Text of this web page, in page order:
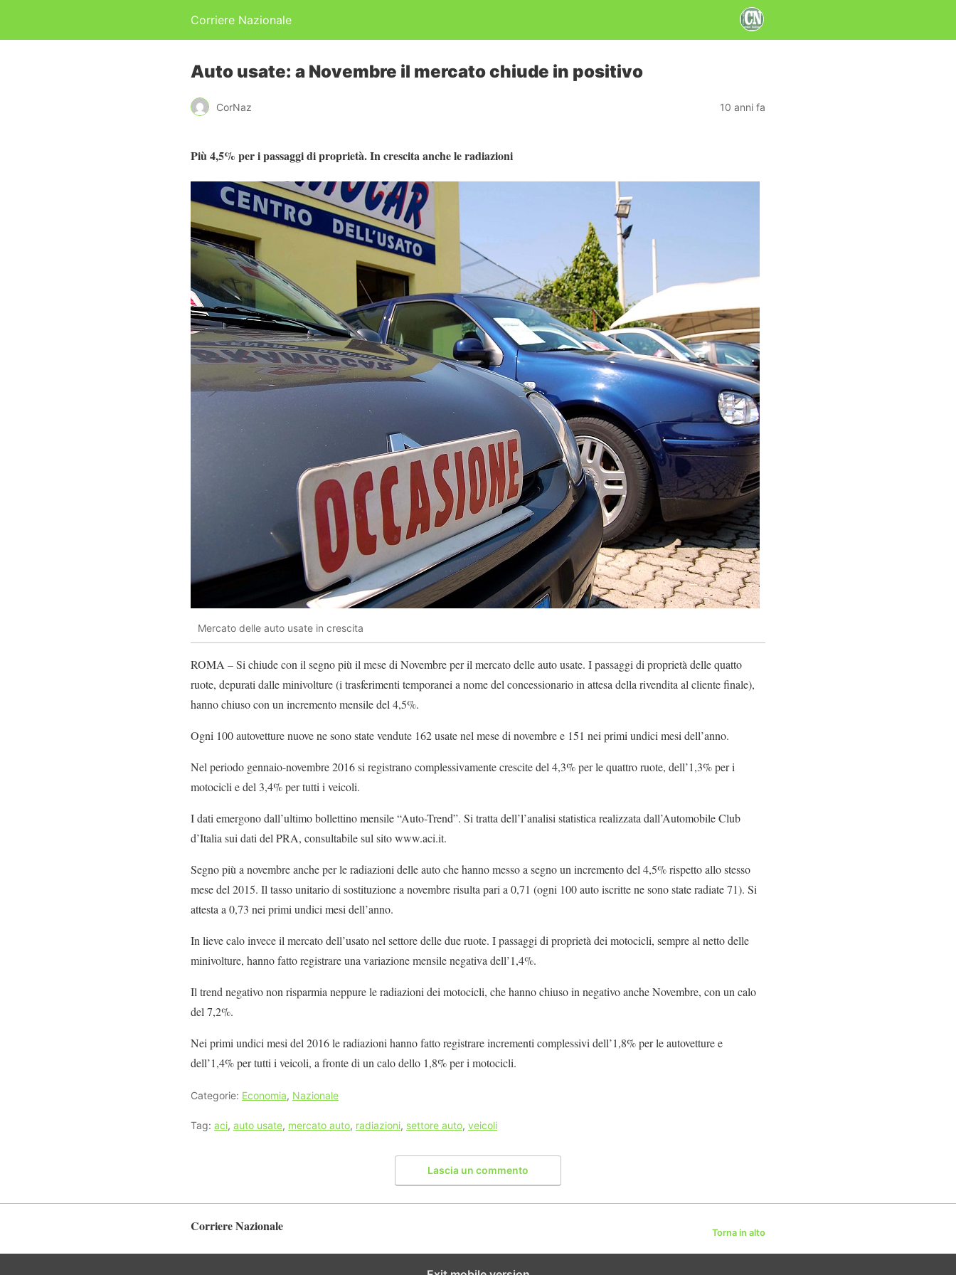
Corriere Nazionale
Auto usate: a Novembre il mercato chiude in positivo
CorNaz 10 anni fa
Più 4,5% per i passaggi di proprietà. In crescita anche le radiazioni
Mercato delle auto usate in crescita
ROMA – Si chiude con il segno più il mese di Novembre per il mercato delle auto usate. I passaggi di proprietà delle quatto
ruote, depurati dalle minivolture (i trasferimenti temporanei a nome del concessionario in attesa della rivendita al cliente finale),
hanno chiuso con un incremento mensile del 4,5%.
Ogni 100 autovetture nuove ne sono state vendute 162 usate nel mese di novembre e 151 nei primi undici mesi dell’anno.
Nel periodo gennaio-novembre 2016 si registrano complessivamente crescite del 4,3% per le quattro ruote, dell’1,3% per i
motocicli e del 3,4% per tutti i veicoli.
I dati emergono dall’ultimo bollettino mensile “Auto-Trend”. Si tratta dell’l’analisi statistica realizzata dall’Automobile Club
d’Italia sui dati del PRA, consultabile sul sito www.aci.it.
Segno più a novembre anche per le radiazioni delle auto che hanno messo a segno un incremento del 4,5% rispetto allo stesso
mese del 2015. Il tasso unitario di sostituzione a novembre risulta pari a 0,71 (ogni 100 auto iscritte ne sono state radiate 71). Si
attesta a 0,73 nei primi undici mesi dell’anno.
In lieve calo invece il mercato dell’usato nel settore delle due ruote. I passaggi di proprietà dei motocicli, sempre al netto delle
minivolture, hanno fatto registrare una variazione mensile negativa dell’1,4%.
Il trend negativo non risparmia neppure le radiazioni dei motocicli, che hanno chiuso in negativo anche Novembre, con un calo
del 7,2%.
Nei primi undici mesi del 2016 le radiazioni hanno fatto registrare incrementi complessivi dell’1,8% per le autovetture e
dell’1,4% per tutti i veicoli, a fronte di un calo dello 1,8% per i motocicli.
Categorie: Economia, Nazionale
Tag: aci, auto usate, mercato auto, radiazioni, settore auto, veicoli
Lascia un commento
Corriere Nazionale Torna in alto